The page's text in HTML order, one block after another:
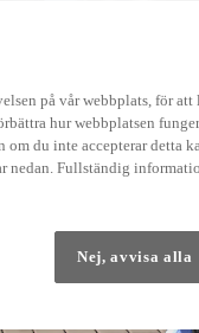
Från 569 900 kr
Från 3 958 kr/mån
HYBRID
på vår webbplats, för
hur webbplatsen
du inte accepterar detta
Fullständig
Nej, avvisa alla